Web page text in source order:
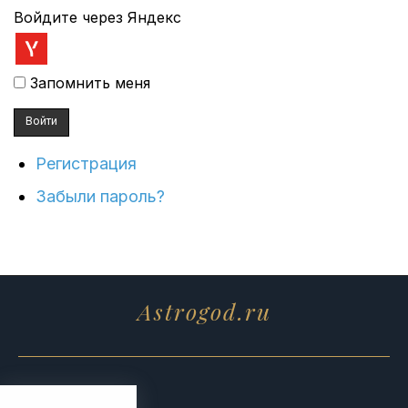
Войдите через Яндекс
Запомнить меня
Войти
Регистрация
Забыли пароль?
Astrogod.ru